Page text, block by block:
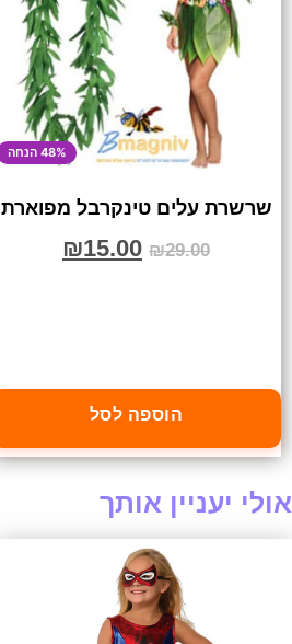
48% הנחה
שרשרת עלים טינקרבל מפוארת
₪29.00
₪15.00
הוספה לסל
אולי יעניין אותך